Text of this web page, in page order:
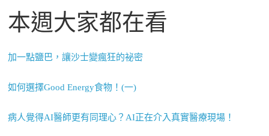
本週大家都在看
加一點鹽巴，讓沙士變瘋狂的祕密
如何選擇Good Energy食物！(一)
病人覺得AI醫師更有同理心？AI正在介入真實醫療現場！